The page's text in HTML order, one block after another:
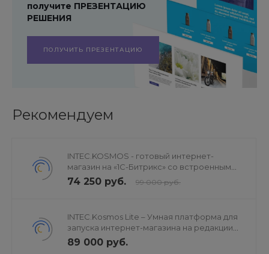
получите ПРЕЗЕНТАЦИЮ
РЕШЕНИЯ
ПОЛУЧИТЬ ПРЕЗЕНТАЦИЮ
Рекомендуем
INTEC.KOSMOS - готовый интернет-
магазин на «1С-Битрикс» со встроенным
искусственным интеллектом
74 250 руб. 99 000 руб.
INTEC.Kosmos Lite – Умная платформа для
запуска интернет-магазина на редакции
«Старт»
89 000 руб.